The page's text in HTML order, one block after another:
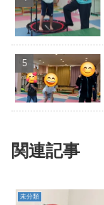
関連記事
未分類